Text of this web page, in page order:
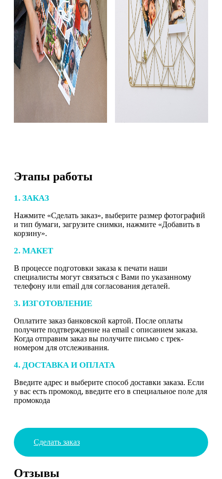
Этапы работы
1. ЗАКАЗ
Нажмите «Сделать заказ», выберите размер фотографий
и тип бумаги, загрузите снимки, нажмите «Добавить в
корзину».
2. МАКЕТ
В процессе подготовки заказа к печати наши
специалисты могут связаться с Вами по указанному
телефону или email для согласования деталей.
3. ИЗГОТОВЛЕНИЕ
Оплатите заказ банковской картой. После оплаты
получите подтверждение на email с описанием заказа.
Когда отправим заказ вы получите письмо с трек-
номером для отслеживания.
4. ДОСТАВКА И ОПЛАТА
Введите адрес и выберите способ доставки заказа. Если
у вас есть промокод, введите его в специальное поле для
промокода
Сделать заказ
Отзывы